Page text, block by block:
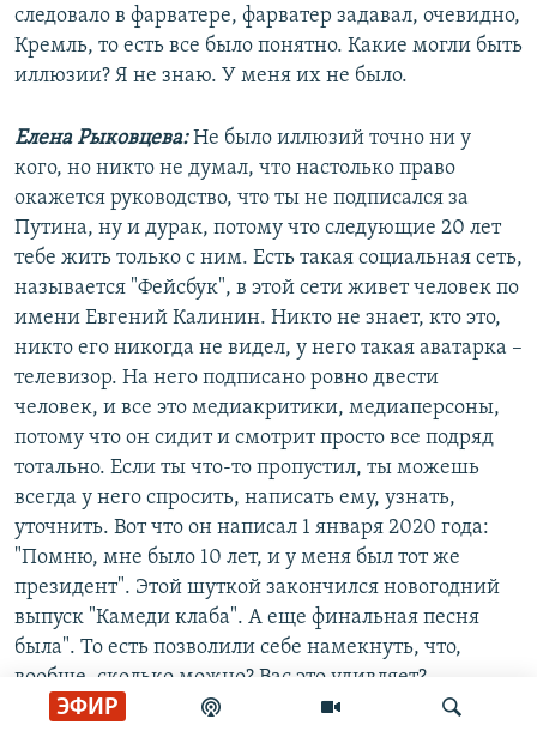
ЭФИР
следовало в фарватере, фарватер задавал, очевидно,
Кремль, то есть все было понятно. Какие могли быть
иллюзии? Я не знаю. У меня их не было.
Елена Рыковцева:Не было иллюзий точно ни у
кого, но никто не думал, что настолько право
окажется руководство, что ты не подписался за
Путина, ну и дурак, потому что следующие 20 лет
тебе жить только с ним. Есть такая социальная сеть,
называется "Фейсбук", в этой сети живет человек по
имени Евгений Калинин. Никто не знает, кто это,
никто его никогда не видел, у него такая аватарка –
телевизор. На него подписано ровно двести
человек, и все это медиакритики, медиаперсоны,
потому что он сидит и смотрит просто все подряд
тотально. Если ты что-то пропустил, ты можешь
всегда у него спросить, написать ему, узнать,
уточнить. Вот что он написал 1 января 2020 года:
"Помню, мне было 10 лет, и у меня был тот же
президент". Этой шуткой закончился новогодний
выпуск "Камеди клаба". А еще финальная песня
была". То есть позволили себе намекнуть, что,
вообще, сколько можно? Вас это удивляет?